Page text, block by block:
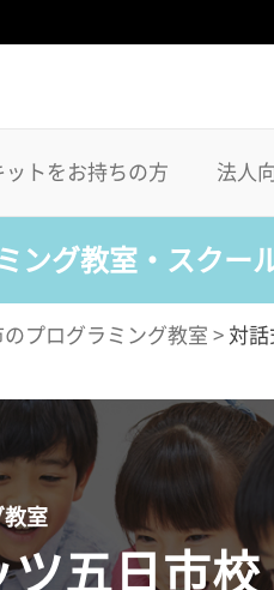
ットをお持ちの方 法人
ング教室・スクー
のプログラミング教室 > 対話
教室
ツ五日市校